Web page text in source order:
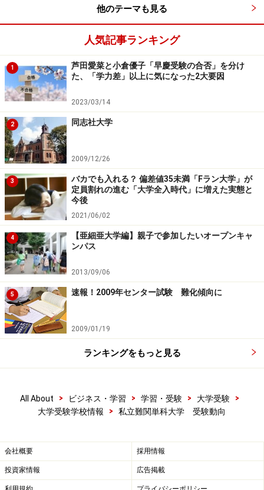
他のテーマも見る
人気記事ランキング
1
芦田愛菜と小倉優子「早慶受験の合否」を分け
た、「学力差」以上に気になった2大要因
2023/03/14
2 同志社大学
2009/12/26
3
バカでも入れる？ 偏差値35未満「Fラン大学」が
定員割れの進む「大学全入時代」に増えた実態と
今後
2021/06/02
4
【亜細亜大学編】親子で参加したいオープンキャ
ンパス
2013/09/06
5 速報！2009年センター試験 難化傾向に
2009/01/19
ランキングをもっと見る
All About > ビジネス・学習 > 学習・受験 > 大学受験
>
大学受験学校情報
> 私立難関単科大学 受験動向
会社概要 採用情報
投資家情報 広告掲載